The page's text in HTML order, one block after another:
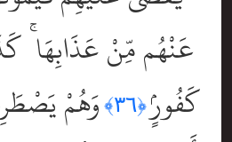
عَنْهُم مِّنْ عَذَابِهَا
كَفُورٍۢ﴿٣٦﴾
وَهُمْ